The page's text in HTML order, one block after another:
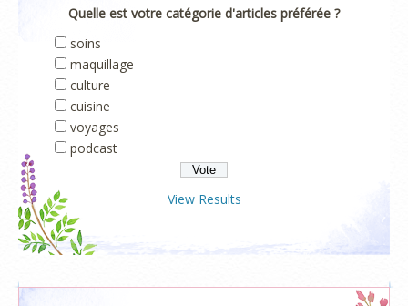
Quelle est votre catégorie d'articles préférée ?
soins
maquillage
culture
cuisine
voyages
podcast
View Results